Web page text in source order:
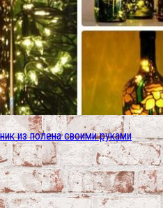
из полена своими руками